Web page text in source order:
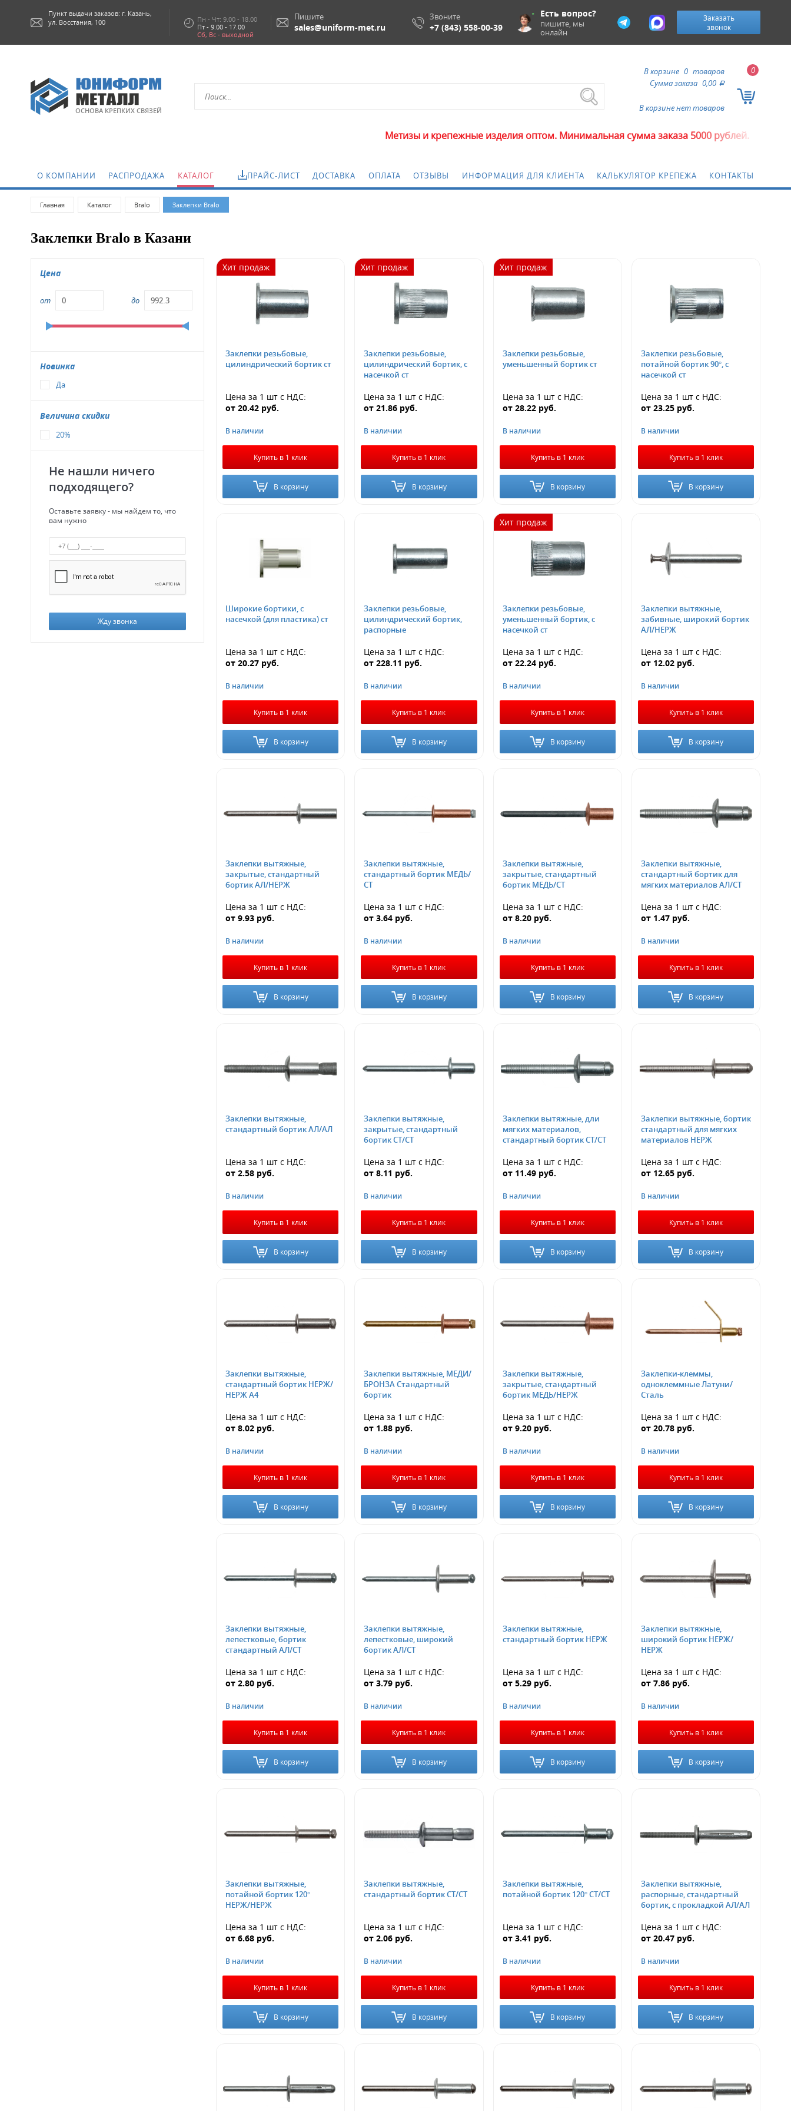
Есть вопрос?
пишите, мы
онлайн
Пункт выдачи заказов: г. Казань,
ул. Восстания, 100
Пн - Чт: 9.00 - 18.00
Пт - 9.00 - 17.00
Сб, Вс - выходной
Пишите
sales@uniform-met.ru
Звоните
+7 (843) 558-00-39
Заказать
звонок
ОСНОВА КРЕПКИХ СВЯЗЕЙ
0
В корзине 0 товаров
Сумма заказа 0,00 a
В корзине нет товаров
Метизы и крепежные изделия оптом. Минимальная сумма заказа 5000 рублей.
О КОМПАНИИ РАСПРОДАЖА КАТАЛОГ ПРАЙС-ЛИСТ ДОСТАВКА ОПЛАТА ОТЗЫВЫ ИНФОРМАЦИЯ ДЛЯ КЛИЕНТА КАЛЬКУЛЯТОР КРЕПЕЖА КОНТАКТЫ
Главная Каталог Bralo Заклепки Bralo
Заклепки Bralo в Казани
Цена
от до
Новинка
Да
Величина скидки
20%
Не нашли ничего
подходящего?
Оставьте заявку - мы найдем то, что
вам нужно
Жду звонка
Хит продаж
Заклепки резьбовые,
цилиндрический бортик ст
Цена за 1 шт с НДС:
от 20.42 руб.
В наличии
Купить в 1 клик
В корзину
Хит продаж
Заклепки резьбовые,
цилиндрический бортик, с
насечкой ст
Цена за 1 шт с НДС:
от21.86 руб.
В наличии
Купить в 1 клик
В корзину
Хит продаж
Заклепки резьбовые,
уменьшенный бортик ст
Цена за 1 штс НДС:
от 28.22 руб.
В наличии
Купить в 1 клик
В корзину
Заклепки резьбовые,
потайной бортик 90°, с
насечкой ст
Цена за 1 штс НДС:
от 23.25 руб.
В наличии
Купить в 1 клик
В корзину
Широкие бортики, с
насечкой (для пластика) ст
Цена за 1 шт с НДС:
от 20.27 руб.
В наличии
Купить в 1 клик
В корзину
Заклепки резьбовые,
цилиндрический бортик,
распорные
Цена за 1 шт с НДС:
от228.11 руб.
В наличии
Купить в 1 клик
В корзину
Хит продаж
Заклепки резьбовые,
уменьшенный бортик, с
насечкой ст
Цена за 1 штс НДС:
от 22.24 руб.
В наличии
Купить в 1 клик
В корзину
Заклепки вытяжные,
забивные, широкий бортик
АЛ/НЕРЖ
Цена за 1 штс НДС:
от 12.02 руб.
В наличии
Купить в 1 клик
В корзину
Заклепки вытяжные,
закрытые, стандартный
бортик АЛ/НЕРЖ
Цена за 1 шт с НДС:
от 9.93 руб.
В наличии
Купить в 1 клик
В корзину
Заклепки вытяжные,
стандартный бортик МЕДЬ/
СТ
Цена за 1 шт с НДС:
от3.64 руб.
В наличии
Купить в 1 клик
В корзину
Заклепки вытяжные,
закрытые, стандартный
бортик МЕДЬ/СТ
Цена за 1 штс НДС:
от 8.20 руб.
В наличии
Купить в 1 клик
В корзину
Заклепки вытяжные,
стандартный бортик для
мягких материалов АЛ/СТ
Цена за 1 штс НДС:
от 1.47 руб.
В наличии
Купить в 1 клик
В корзину
Заклепки вытяжные,
стандартный бортик АЛ/АЛ
Цена за 1 шт с НДС:
от 2.58 руб.
В наличии
Купить в 1 клик
В корзину
Заклепки вытяжные,
закрытые, стандартный
бортик СТ/СТ
Цена за 1 шт с НДС:
от8.11 руб.
В наличии
Купить в 1 клик
В корзину
Заклепки вытяжные, дли
мягких материалов,
стандартный бортик СТ/СТ
Цена за 1 штс НДС:
от 11.49 руб.
В наличии
Купить в 1 клик
В корзину
Заклепки вытяжные, бортик
стандартный для мягких
материалов НЕРЖ
Цена за 1 штс НДС:
от 12.65 руб.
В наличии
Купить в 1 клик
В корзину
Заклепки вытяжные,
стандартный бортик НЕРЖ/
НЕРЖ A4
Цена за 1 шт с НДС:
от 8.02 руб.
В наличии
Купить в 1 клик
В корзину
Заклепки вытяжные, МЕДИ/
БРОНЗА Стандартный
бортик
Цена за 1 шт с НДС:
от 1.88 руб.
В наличии
Купить в 1 клик
В корзину
Заклепки вытяжные,
закрытые, стандартный
бортик МЕДЬ/НЕРЖ
Цена за 1 штс НДС:
от 9.20 руб.
В наличии
Купить в 1 клик
В корзину
Заклепки-клеммы,
одноклеммные Латуни/
Сталь
Цена за 1 штс НДС:
от 20.78 руб.
В наличии
Купить в 1 клик
В корзину
Заклепки вытяжные,
лепестковые, бортик
стандартный АЛ/СТ
Цена за 1 шт с НДС:
от 2.80 руб.
В наличии
Купить в 1 клик
В корзину
Заклепки вытяжные,
лепестковые, широкий
бортик АЛ/СТ
Цена за 1 шт с НДС:
от3.79 руб.
В наличии
Купить в 1 клик
В корзину
Заклепки вытяжные,
стандартный бортик НЕРЖ
Цена за 1 штс НДС:
от 5.29 руб.
В наличии
Купить в 1 клик
В корзину
Заклепки вытяжные,
широкий бортик НЕРЖ/
НЕРЖ
Цена за 1 штс НДС:
от 7.86 руб.
В наличии
Купить в 1 клик
В корзину
Заклепки вытяжные,
потайной бортик 120°
НЕРЖ/НЕРЖ
Цена за 1 шт с НДС:
от 6.68 руб.
В наличии
Купить в 1 клик
В корзину
Заклепки вытяжные,
стандартный бортик СТ/СТ
Цена за 1 шт с НДС:
от2.06 руб.
В наличии
Купить в 1 клик
В корзину
Заклепки вытяжные,
потайной бортик 120° СТ/СТ
Цена за 1 штс НДС:
от 3.41 руб.
В наличии
Купить в 1 клик
В корзину
Заклепки вытяжные,
распорные, стандартный
бортик, с прокладкой АЛ/АЛ
Цена за 1 штс НДС:
от 20.47 руб.
В наличии
Купить в 1 клик
В корзину